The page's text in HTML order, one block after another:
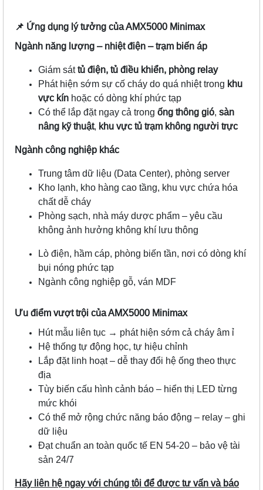
📌 Ứng dụng lý tưởng của AMX5000 Minimax
Ngành năng lượng – nhiệt điện – trạm biến áp
Giám sáttủ điện, tủ điều khiển, phòng relay
Phát hiện sớm sự cố cháy do quá nhiệt trong khu
vực kín hoặc có dòng khí phức tạp
Có thể lắp đặt ngay cả trong ống thông gió, sàn
nâng kỹ thuật, khu vực tủ trạm không người trực
Ngành công nghiệp khác
Trung tâm dữ liệu (Data Center), phòng server
Kho lạnh, kho hàng cao tầng, khu vực chứa hóa
chất dễ cháy
Phòng sạch, nhà máy dược phẩm – yêu cầu
không ảnh hưởng không khí lưu thông
Lò điện, hầm cáp, phòng biến tần, nơi có dòng khí
bụi nóng phức tạp
Ngành công nghiệp gỗ, ván MDF
Ưu điểm vượt trội của AMX5000 Minimax
Hút mẫu liên tục → phát hiện sớm cả cháy âm ỉ
Hệ thống tự động học, tự hiệu chỉnh
Lắp đặt linh hoạt – dễ thay đổi hệ ống theo thực
địa
Tùy biến cấu hình cảnh báo – hiển thị LED từng
mức khói
Có thể mở rộng chức năng báo động – relay – ghi
dữ liệu
Đạt chuẩn an toàn quốc tế EN 54-20 – bảo vệ tài
sản 24/7
Hãy liên hệ ngay với chúng tôi để được tư vấn và báo